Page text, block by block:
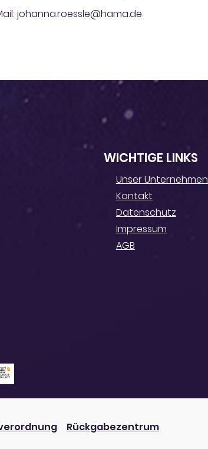
johanna.roessle@hama.de
WICHTIGE LINKS
Unser Unternehmen
Kontakt
Datenschutz
Impressum
AGB
Rückgabezentrum